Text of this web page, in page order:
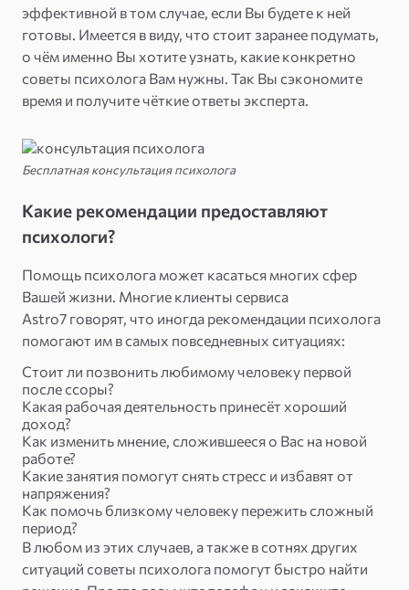
эффективной в том случае, если Вы будете к ней
готовы. Имеется в виду, что стоит заранее подумать,
о чём именно Вы хотите узнать, какие конкретно
советы психолога Вам нужны. Так Вы сэкономите
время и получите чёткие ответы эксперта.
Бесплатная консультация психолога
Какие рекомендации предоставляют
психологи?
Помощь психолога может касаться многих сфер
Вашей жизни. Многие клиенты сервиса
Astro7 говорят, что иногда рекомендации психолога
помогают им в самых повседневных ситуациях:
Стоит ли позвонить любимому человеку первой
после ссоры?
Какая рабочая деятельность принесёт хороший
доход?
Как изменить мнение, сложившееся о Вас на новой
работе?
Какие занятия помогут снять стресс и избавят от
напряжения?
Как помочь близкому человеку пережить сложный
период?
В любом из этих случаев, а также в сотнях других
ситуаций советы психолога помогут быстро найти